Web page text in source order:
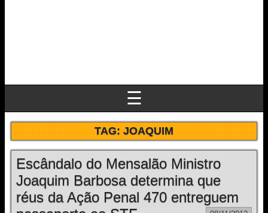
☰
TAG:JOAQUIM
Escândalo do Mensalão Ministro
Joaquim Barbosa determina que
réus da Ação Penal 470 entreguem